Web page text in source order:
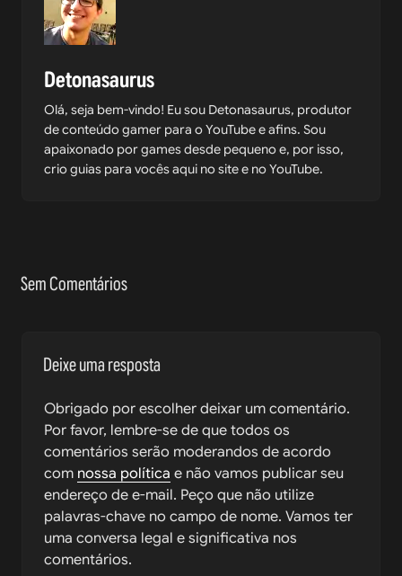
Detonasaurus
Olá, seja bem-vindo! Eu sou Detonasaurus, produtor
de conteúdo gamer para o YouTube e afins. Sou
apaixonado por games desde pequeno e, por isso,
crio guias para vocês aqui no site e no YouTube.
Sem Comentários
Deixe uma resposta
Obrigado por escolher deixar um comentário.
Por favor, lembre-se de que todos os
comentários serão moderandos de acordo
com nossa política e não vamos publicar seu
endereço de e-mail. Peço que não utilize
palavras-chave no campo de nome. Vamos ter
uma conversa legal e significativa nos
comentários.